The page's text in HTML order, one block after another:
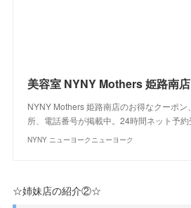
NYNY Mothers 姫路南店のお得なクーポン
所、電話番号が掲載中。24時間ネット予約
NYNY ニューヨークニューヨーク
☆姉妹店の紹介②☆